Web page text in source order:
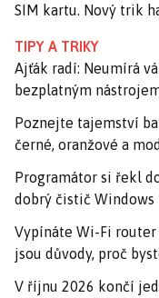
SIM kartu. Nový trik
TIPY A TRIKY
Ajťák radí: Neumírá
bezplatným
Poznejte tajemství
černé, oranžové a
Programátor si řekl
dobrý čistič
Vypínáte Wi-Fi
jsou důvody, proč
V říjnu 2026 končí